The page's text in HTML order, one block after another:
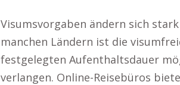
Visumsvorgaben ändern sich
manchen Ländern ist die
festgelegten Aufenthaltsdauer
verlangen. Online-Reisebüros